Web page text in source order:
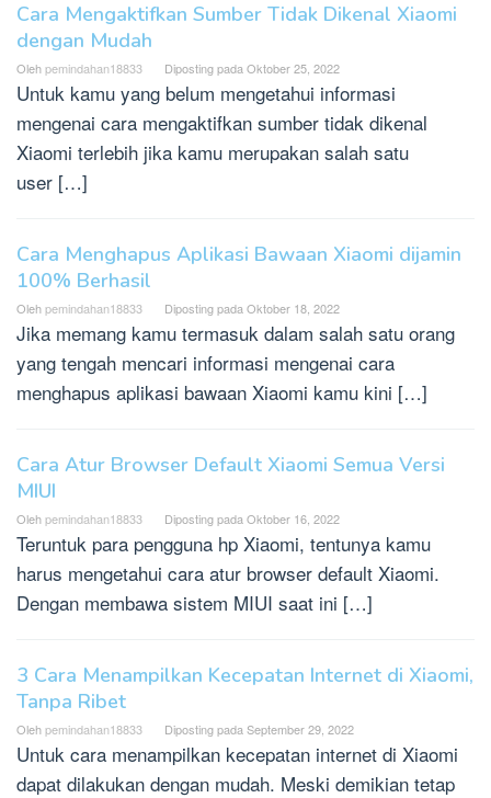
Cara Mengaktifkan Sumber Tidak Dikenal Xiaomi
dengan Mudah
Olehpemindahan18833 Diposting pada Oktober 25, 2022
Untuk kamu yang belum mengetahui informasi
mengenai cara mengaktifkan sumber tidak dikenal
Xiaomi terlebih jika kamu merupakan salah satu
user […]
Cara Menghapus Aplikasi Bawaan Xiaomi dijamin
100% Berhasil
Olehpemindahan18833 Diposting pada Oktober 18, 2022
Jika memang kamu termasuk dalam salah satu orang
yang tengah mencari informasi mengenai cara
menghapus aplikasi bawaan Xiaomi kamu kini […]
Cara Atur Browser Default Xiaomi Semua Versi
MIUI
Olehpemindahan18833 Diposting pada Oktober 16, 2022
Teruntuk para pengguna hp Xiaomi, tentunya kamu
harus mengetahui cara atur browser default Xiaomi.
Dengan membawa sistem MIUI saat ini […]
3 Cara Menampilkan Kecepatan Internet di Xiaomi,
Tanpa Ribet
Olehpemindahan18833 Diposting pada September 29, 2022
Untuk cara menampilkan kecepatan internet di Xiaomi
dapat dilakukan dengan mudah. Meski demikian tetap